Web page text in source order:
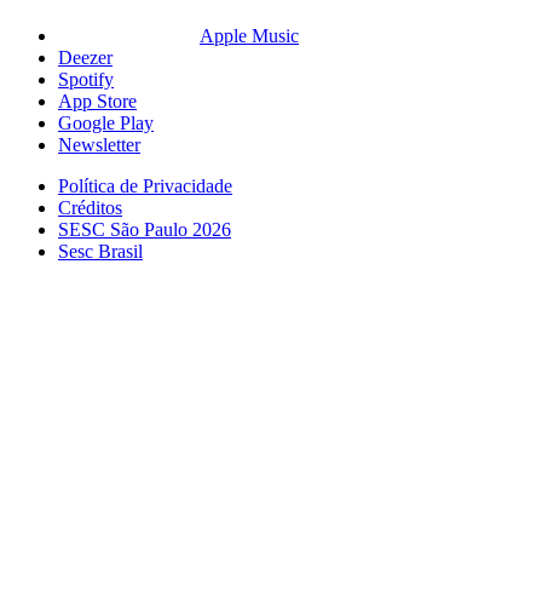
Apple Music
Deezer
Spotify
App Store
Google Play
Newsletter
Política de Privacidade
Créditos
SESC São Paulo 2026
Sesc Brasil